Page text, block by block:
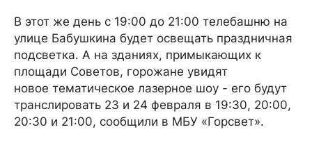
В этот же день с 19:00 до 21:00 телебашню на
улице Бабушкина будет освещать праздничная
подсветка. А на зданиях, примыкающих к
площади Советов, горожане увидят
новое тематическое лазерное шоу - его будут
транслировать 23 и 24 февраля в 19:30, 20:00,
20:30 и 21:00, сообщили в МБУ «Горсвет».